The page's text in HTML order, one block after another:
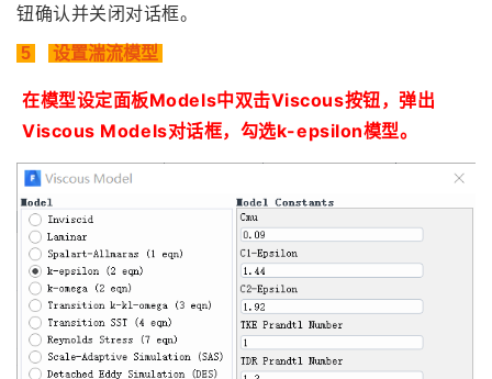
钮确认并关闭对话框。
5 设置湍流模型
在模型设定面板Models中双击Viscous按钮，弹出
Viscous Models对话框，勾选k-epsilon模型。